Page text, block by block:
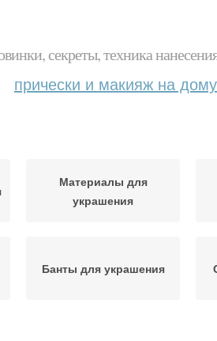
секреты, техника
прически и макияж на дому
Материалы для
украшения
Банты для украшения